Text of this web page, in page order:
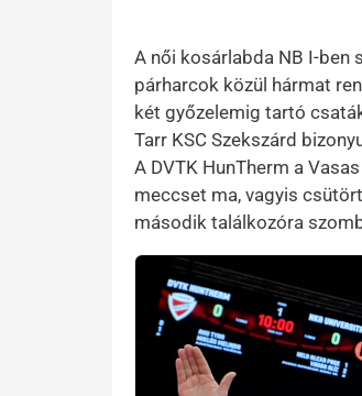
A női kosárlabda NB I-ben
párharcok közül hármat
két győzelemig tartó
Tarr KSC Szekszárd
A DVTK HunTherm a
meccset ma, vagyis
második találkozóra
Kép